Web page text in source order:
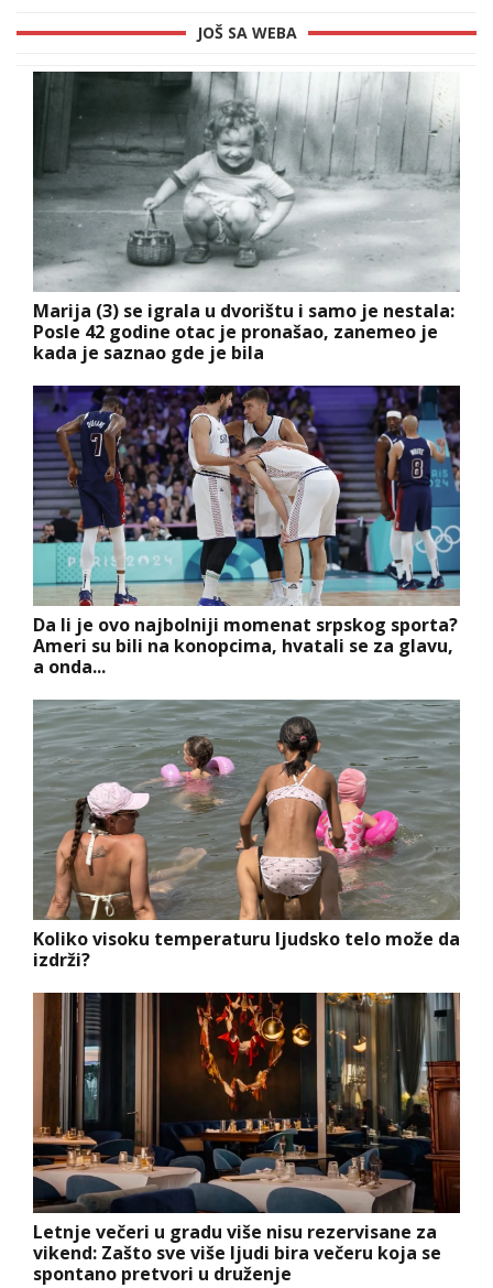
JOŠ SA WEBA
Marija (3) se igrala u dvorištu i samo je nestala:
Posle 42 godine otac je pronašao, zanemeo je
kada je saznao gde je bila
Da li je ovo najbolniji momenat srpskog sporta?
Ameri su bili na konopcima, hvatali se za glavu,
a onda...
Koliko visoku temperaturu ljudsko telo može da
izdrži?
Letnje večeri u gradu više nisu rezervisane za
vikend: Zašto sve više ljudi bira večeru koja se
spontano pretvori u druženje